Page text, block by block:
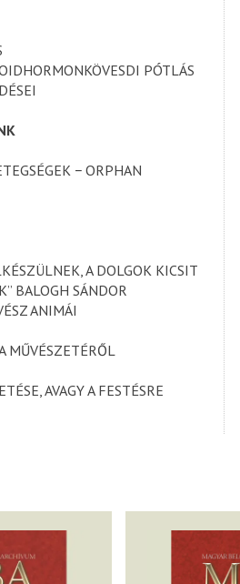
PÓTLÁS
− ORPHAN
A DOLGOK KICSIT
BALOGH SÁNDOR
ANIMÁI
MŰVÉSZETÉRŐL
AVAGY A FESTÉSRE